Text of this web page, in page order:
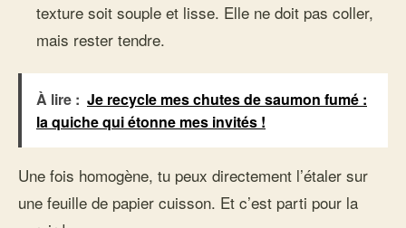
texture soit souple et lisse. Elle ne doit pas coller,
mais rester tendre.
À lire : Je recycle mes chutes de saumon fumé :
la quiche qui étonne mes invités !
Une fois homogène, tu peux directement l’étaler sur
une feuille de papier cuisson. Et c’est parti pour la